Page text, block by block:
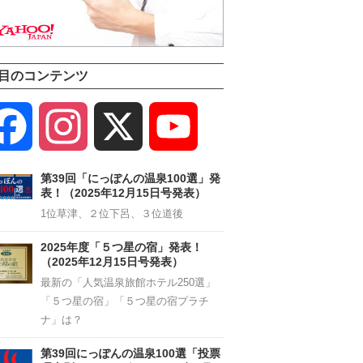
のコンテンツ
Facebook Instagram
Channel
第39回「にっぽんの温泉100選」発
表！（2025年12月15日号発表）
1位草津、２位下呂、３位道後
2025年度「５つ星の宿」発表！
（2025年12月15日号発表）
最新の「人気温泉旅館ホテル250選」
「５つ星の宿」「５つ星の宿プラチ
ナ」は？
第39回にっぽんの温泉100選「投票